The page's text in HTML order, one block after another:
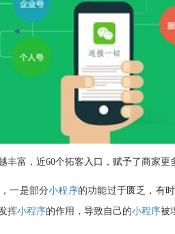
丰富，近60个拓客入口，赋予了商家更
一是部分小程序的功能过于匮乏，有
挥小程序的作用，导致自己的小程序被